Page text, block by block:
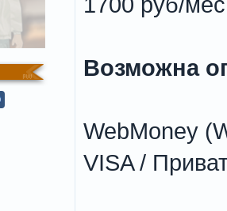
Возможна
WebMoney
VISA /